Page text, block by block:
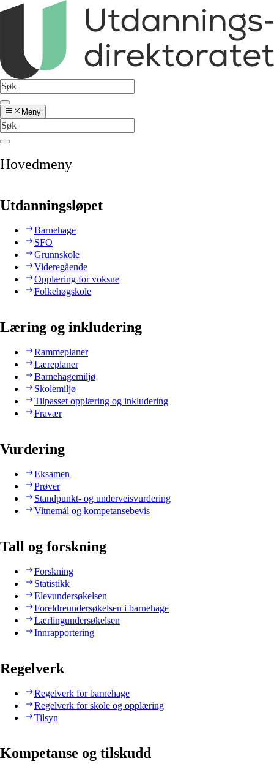
Meny
Hovedmeny
Utdanningsløpet
Barnehage
SFO
Grunnskole
Videregående
Opplæring for voksne
Folkehøgskole
Læring og inkludering
Rammeplaner
Læreplaner
Barnehagemiljø
Skolemiljø
Tilpasset opplæring og inkludering
Fravær
Vurdering
Eksamen
Prøver
Standpunkt- og underveisvurdering
Vitnemål og kompetansebevis
Tall og forskning
Forskning
Statistikk
Elevundersøkelsen
Foreldreundersøkelsen i barnehage
Lærlingundersøkelsen
Innrapportering
Regelverk
Regelverk for barnehage
Regelverk for skole og opplæring
Tilsyn
Kompetanse og tilskudd